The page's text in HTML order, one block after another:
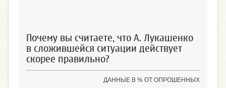
Почему вы считаете, что А. Лукашенко
в сложившейся ситуации действует
скорее правильно?
ДАННЫЕ В % ОТ ОПРОШЕННЫХ